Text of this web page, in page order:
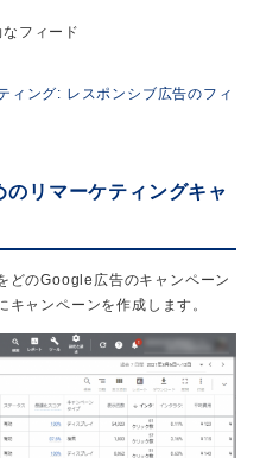
フィード
ィング: レスポンシブ広告のフィ
リマーケティングキャ
どのGoogle広告のキャンペーン
ャンペーンを作成します。